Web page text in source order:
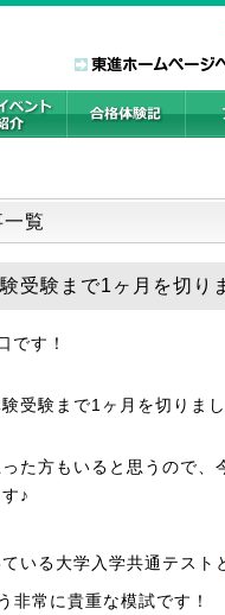
覧
験まで1ヶ月を切り
です！
受験まで1ヶ月を切りまし
た方もいると思うので、
♪
いる大学入学共通テスト
非常に貴重な模試です！